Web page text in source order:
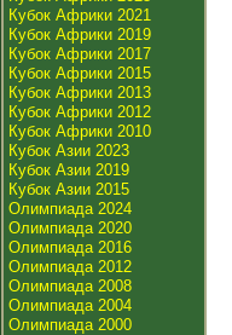
Кубок Африки 2021
Кубок Африки 2019
Кубок Африки 2017
Кубок Африки 2015
Кубок Африки 2013
Кубок Африки 2012
Кубок Африки 2010
Кубок Азии 2023
Кубок Азии 2019
Кубок Азии 2015
Олимпиада 2024
Олимпиада 2020
Олимпиада 2016
Олимпиада 2012
Олимпиада 2008
Олимпиада 2004
Олимпиада 2000